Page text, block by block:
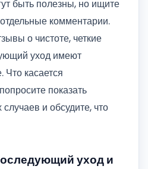
быть полезны, но ищите
комментарии.
о чистоте, четкие
уход имеют
касается
показать
и обсудите, что
уход и